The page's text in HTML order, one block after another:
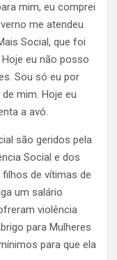
mim, eu comprei
me atendeu
Social, que foi
eu não posso
Sou só eu por
mim. Hoje eu
a avó.
são geridos pela
Social e dos
de vítimas de
um salário
violência
para Mulheres
para que ela